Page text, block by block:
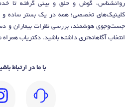
روانشناس، گوش و حلق و بینی گرفته تا
کلینیک‌های تخصصی؛ همه در یک بستر ساده و
جست‌وجوی هوشمند، بررسی نظرات بیماران و
انتخاب آگاهانه‌تری داشته باشید. دکتریاب
با ما در ارتباط